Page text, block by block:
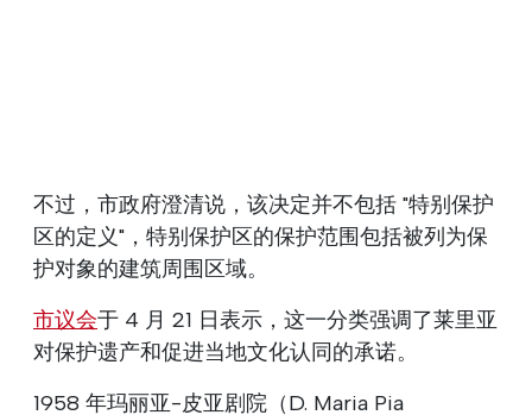
不过，市政府澄清说，该决定并不包括 "特别保护
区的定义"，特别保护区的保护范围包括被列为保
护对象的建筑周围区域。
市议会于 4 月 21 日表示，这一分类强调了莱里亚
对保护遗产和促进当地文化认同的承诺。
1958 年玛丽亚-皮亚剧院（D. Maria Pia